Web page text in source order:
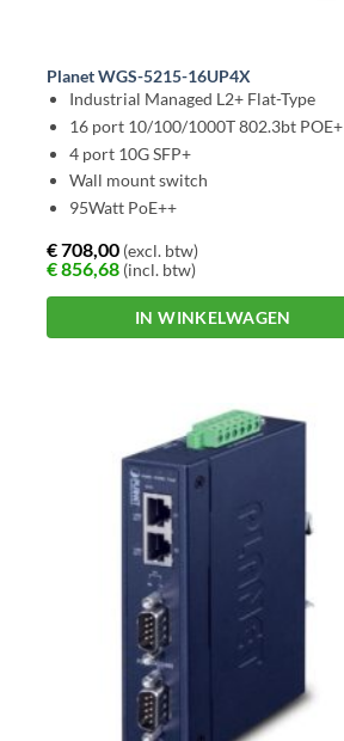
Planet WGS-5215-16UP4X
Industrial Managed L2+ Flat-Type
16 port 10/100/1000T 802.3bt POE+
4 port 10G SFP+
Wall mount switch
95Watt PoE++
€708,00 (excl. btw)
€856,68 (incl. btw)
IN WINKELWAGEN